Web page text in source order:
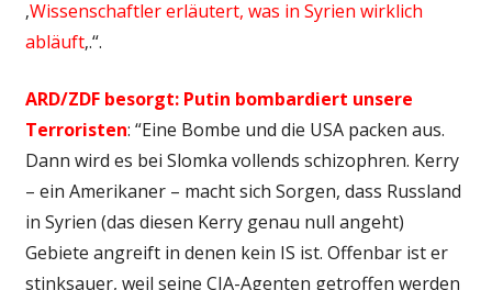
‚Wissenschaftler erläutert, was in Syrien wirklich
abläuft‚.“.
ARD/ZDF besorgt: Putin bombardiert unsere
Terroristen: “Eine Bombe und die USA packen aus.
Dann wird es bei Slomka vollends schizophren. Kerry
– ein Amerikaner – macht sich Sorgen, dass Russland
in Syrien (das diesen Kerry genau null angeht)
Gebiete angreift in denen kein IS ist. Offenbar ist er
stinksauer, weil seine CIA-Agenten getroffen werden